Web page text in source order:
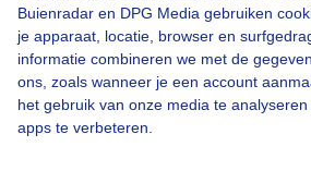
Buienradar en DPG Media gebruiken
je apparaat, locatie, browser en
informatie combineren we met de
ons, zoals wanneer je een account
het gebruik van onze media te
apps te verbeteren.
Een moment geduld